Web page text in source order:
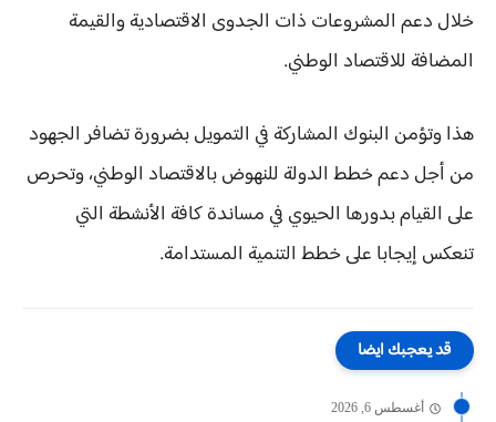
خلال دعم المشروعات ذات الجدوى الاقتصادية والقيمة
المضافة للاقتصاد الوطني.
هذا وتؤمن البنوك المشاركة في التمويل بضرورة تضافر الجهود
من أجل دعم خطط الدولة للنهوض بالاقتصاد الوطني، وتحرص
على القيام بدورها الحيوي في مساندة كافة الأنشطة التي
تنعكس إيجابا على خطط التنمية المستدامة.
قد يعجبك ايضا
أغسطس 6, 2026